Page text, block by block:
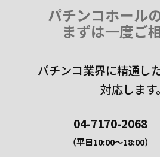
パチンコホール
まずは一度ご
パチンコ業界に精通し
対応します。
04-7170-2068
（平日10:00〜18:00）